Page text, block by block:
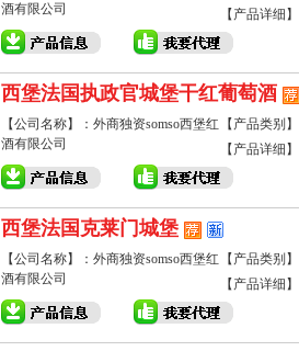
酒有限公司
【产品详细
西堡法国执政官城堡干红葡萄酒
【公司名称】：外商独资somso西堡红
酒有限公司
【产品类别
【产品详细
西堡法国克莱门城堡
【公司名称】：外商独资somso西堡红
酒有限公司
【产品类别
【产品详细